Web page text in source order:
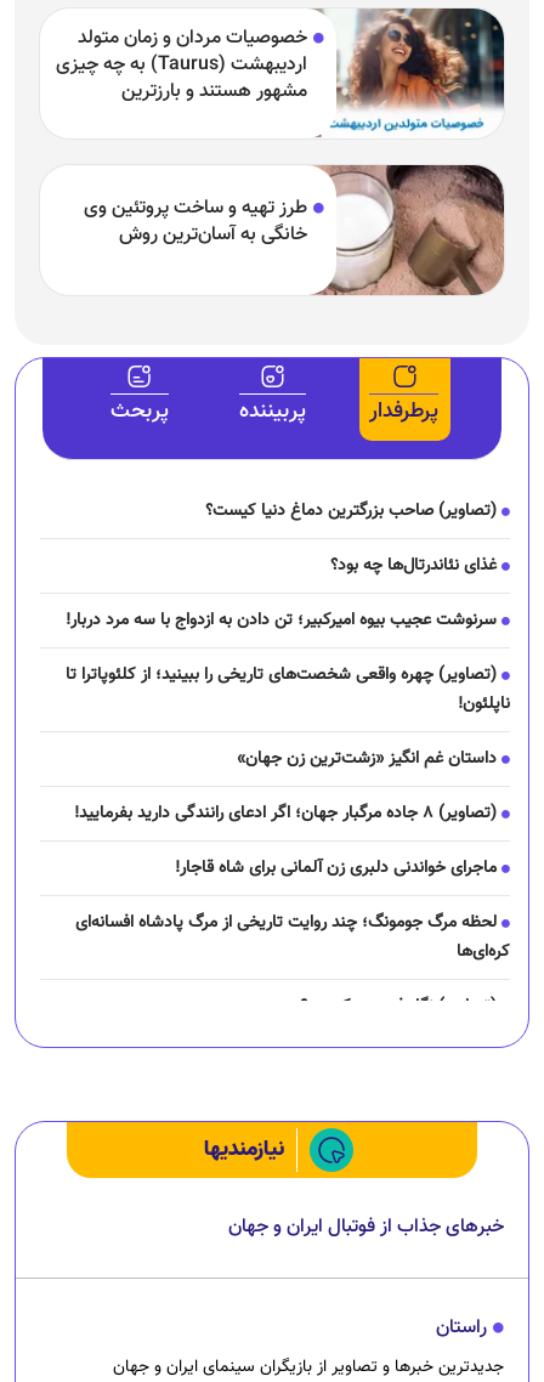
خصوصیات مردان و زمان متولد
اردیبهشت (Taurus) به چه چیزی
مشهور هستند و بارزترین
طرز تهیه و ساخت پروتئین وی
خانگی به آسان‌ترین روش
پرطرفدار پربیننده پربحث
(تصاویر) صاحب بزرگترین دماغ دنیا کیست؟
غذای نئاندرتال‌ها چه بود؟
سرنوشت عجیب بیوه امیرکبیر؛ تن دادن به ازدواج با سه مرد دربار!
(تصاویر) چهره واقعی شخصت‌های تاریخی را ببینید؛ از کلئوپاترا تا
ناپلئون!
داستان غم انگیز «زشت‌ترین زن جهان»
(تصاویر) ۸ جاده مرگبار جهان؛ اگر ادعای رانندگی دارید بفرمایید!
ماجرای خواندنی دلبری زن آلمانی برای شاه قاجار!
لحظه مرگ جومونگ؛ چند روایت تاریخی از مرگ پادشاه افسانه‌ای
کره‌ای‌ها
(تصاویر) نگار فرهمند کیست؟
نیازمندیها
خبرهای جذاب از فوتبال ایران و جهان
راستان
جدیدترین خبرها و تصاویر از بازیگران سینمای ایران و جهان